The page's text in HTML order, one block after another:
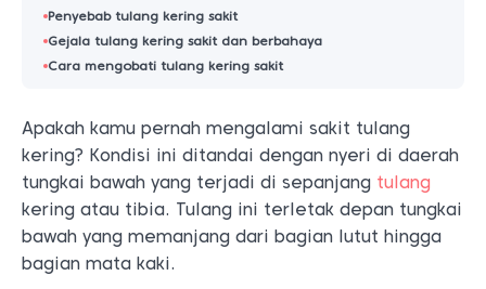
Penyebab tulang kering sakit
Gejala tulang kering sakit dan berbahaya
Cara mengobati tulang kering sakit
Apakah kamu pernah mengalami sakit tulang
kering? Kondisi ini ditandai dengan nyeri di daerah
tungkai bawah yang terjadi di sepanjang tulang
kering atau tibia. Tulang ini terletak depan tungkai
bawah yang memanjang dari bagian lutut hingga
bagian mata kaki.